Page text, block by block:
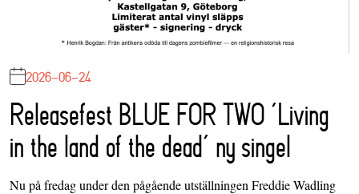
2026-06-24
Releasefest BLUE FOR TWO ‘Living
in the land of the dead’ ny singel
Nu på fredag under den pågående utställningen Freddie Wadling